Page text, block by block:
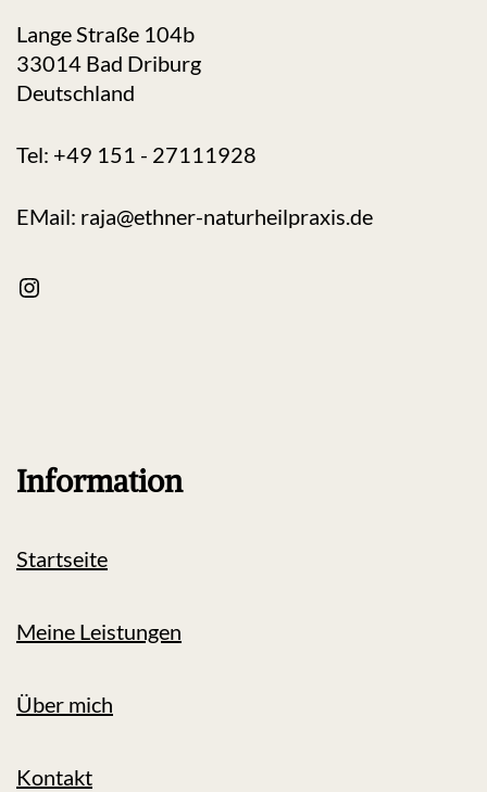
Lange Straße 104b
33014 Bad Driburg
Deutschland
Tel: +49 151 - 27111928
EMail: raja@ethner-naturheilpraxis.de
Information
Startseite
Meine Leistungen
Über mich
Kontakt